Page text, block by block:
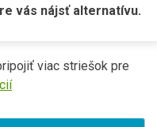
vás nájsť alternatívu.
viac striešok pre